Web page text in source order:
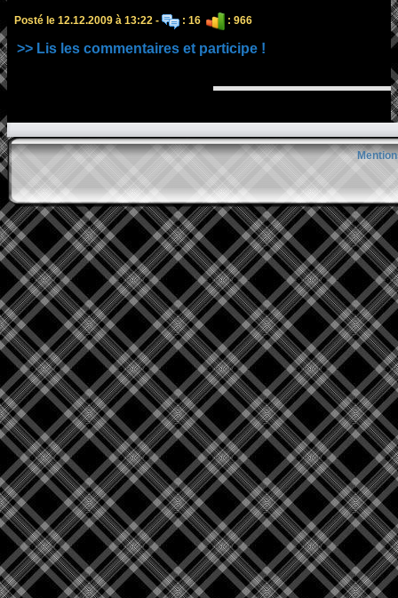
Posté le 12.12.2009 à 13:22 - : 16 : 966
>> Lis les commentaires et participe !